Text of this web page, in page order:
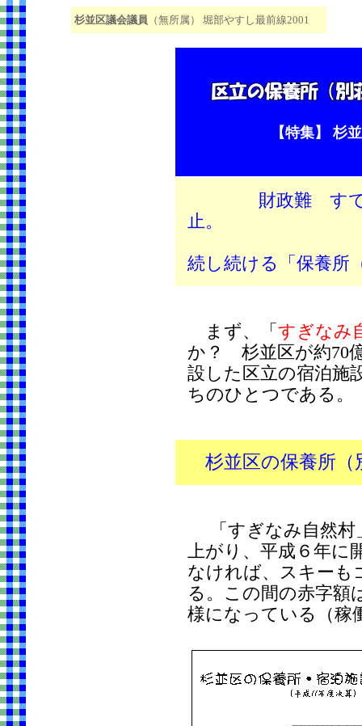
杉並区議会議員 （無所属） 堀部やすし最前線2001
【特集】 杉
財政難 す
止
続し続ける「保養所
まず、「 すぎなみ
か？ 杉並区が約70
設した区立の宿泊施
ちのひとつである。
杉並区の保養所（
「すぎなみ自然村
上がり、平成６年に
なければ、スキーも
る。この間の赤字額
様になっている（稼